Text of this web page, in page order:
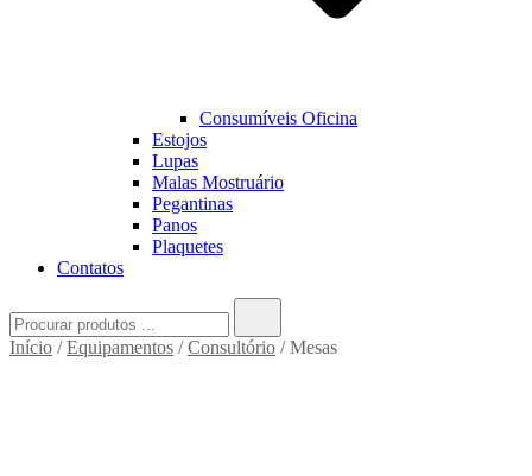
Consumíveis Oficina
Estojos
Lupas
Malas Mostruário
Pegantinas
Panos
Plaquetes
Contatos
for:
Início /Equipamentos /Consultório / Mesas